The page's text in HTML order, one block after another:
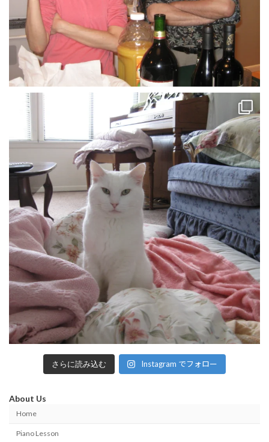
さらに読み込む Instagram でフォロー
About Us
Home
Piano Lesson